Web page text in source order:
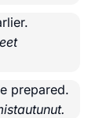
prepared.